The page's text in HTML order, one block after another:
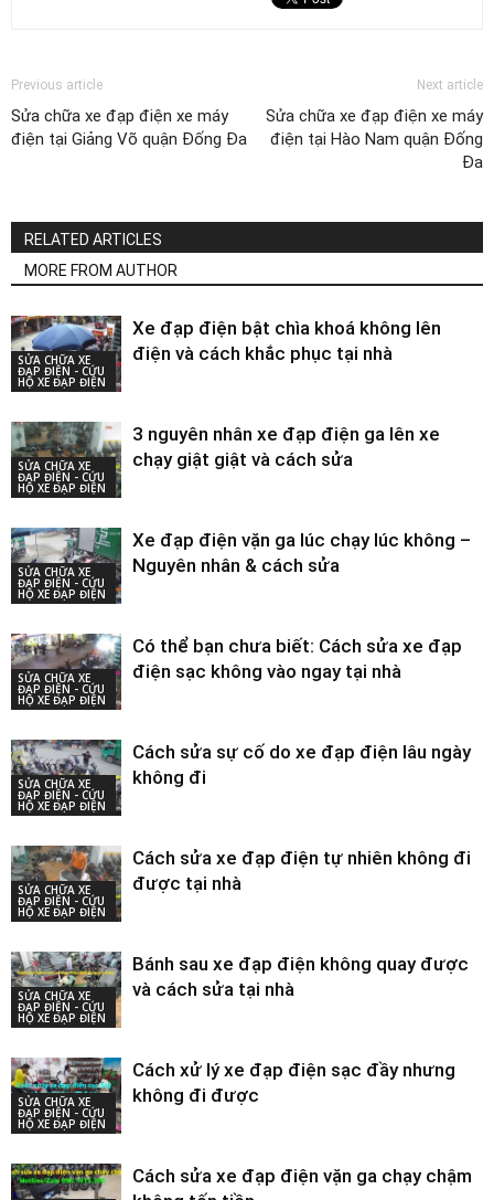
Previous article
Sửa chữa xe đạp điện xe máy
điện tại Giảng Võ quận Đống Đa
Next article
Sửa chữa xe đạp điện xe máy
điện tại Hào Nam quận Đống
Đa
RELATED ARTICLES
MORE FROM AUTHOR
SỬA CHỮA XE
ĐẠP ĐIỆN - CỨU
HỘ XE ĐẠP ĐIỆN
Xe đạp điện bật chìa khoá không lên
điện và cách khắc phục tại nhà
SỬA CHỮA XE
ĐẠP ĐIỆN - CỨU
HỘ XE ĐẠP ĐIỆN
3 nguyên nhân xe đạp điện ga lên xe
chạy giật giật và cách sửa
SỬA CHỮA XE
ĐẠP ĐIỆN - CỨU
HỘ XE ĐẠP ĐIỆN
Xe đạp điện vặn ga lúc chạy lúc không –
Nguyên nhân & cách sửa
SỬA CHỮA XE
ĐẠP ĐIỆN - CỨU
HỘ XE ĐẠP ĐIỆN
Có thể bạn chưa biết: Cách sửa xe đạp
điện sạc không vào ngay tại nhà
SỬA CHỮA XE
ĐẠP ĐIỆN - CỨU
HỘ XE ĐẠP ĐIỆN
Cách sửa sự cố do xe đạp điện lâu ngày
không đi
SỬA CHỮA XE
ĐẠP ĐIỆN - CỨU
HỘ XE ĐẠP ĐIỆN
Cách sửa xe đạp điện tự nhiên không đi
được tại nhà
SỬA CHỮA XE
ĐẠP ĐIỆN - CỨU
HỘ XE ĐẠP ĐIỆN
Bánh sau xe đạp điện không quay được
và cách sửa tại nhà
SỬA CHỮA XE
ĐẠP ĐIỆN - CỨU
HỘ XE ĐẠP ĐIỆN
Cách xử lý xe đạp điện sạc đầy nhưng
không đi được
Cách sửa xe đạp điện vặn ga chạy chậm